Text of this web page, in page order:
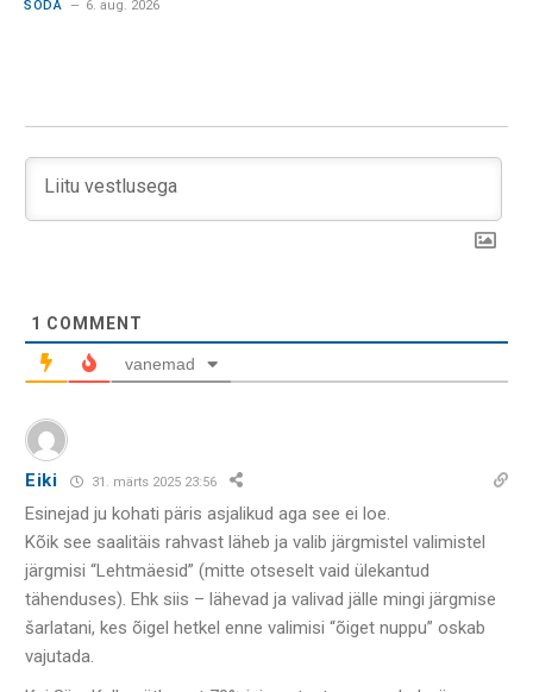
SÕDA 6. aug. 2026
1 COMMENT
vanemad
Eiki 31. märts 2025 23:56
Esinejad ju kohati päris asjalikud aga see ei loe.
Kõik see saalitäis rahvast läheb ja valib järgmistel valimistel
järgmisi “Lehtmäesid” (mitte otseselt vaid ülekantud
tähenduses). Ehk siis – lähevad ja valivad jälle mingi järgmise
šarlatani, kes õigel hetkel enne valimisi “õiget nuppu” oskab
vajutada.